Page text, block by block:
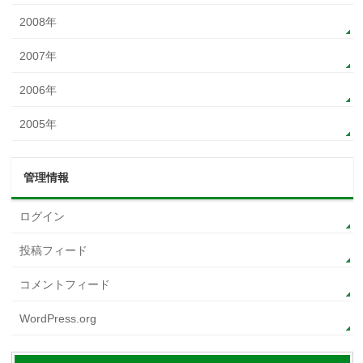
2008年
2007年
2006年
2005年
管理情報
ログイン
投稿フィード
コメントフィード
WordPress.org